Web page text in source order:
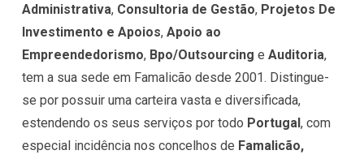
Administrativa, Consultoria de Gestão, Projetos De
Investimento e Apoios, Apoio ao
Empreendedorismo, Bpo/Outsourcing e Auditoria,
tem a sua sede em Famalicão desde 2001. Distingue-
se por possuir uma carteira vasta e diversificada,
estendendo os seus serviços por todo Portugal, com
especial incidência nos concelhos de Famalicão,